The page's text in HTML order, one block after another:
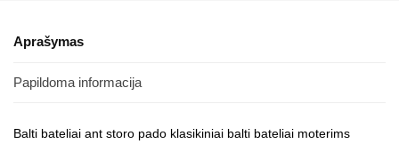
Aprašymas
Papildoma informacija
Balti bateliai ant storo pado klasikiniai balti bateliai moterims